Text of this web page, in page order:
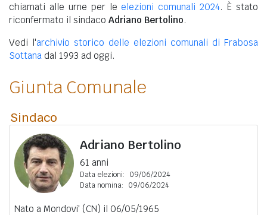
chiamati alle urne per le elezioni comunali 2024. È stato
riconfermato il sindaco Adriano Bertolino.
Vedi l'archivio storico delle elezioni comunali di Frabosa
Sottana dal 1993 ad oggi.
Giunta Comunale
Sindaco
Adriano Bertolino
61 anni
Data elezioni:
09/06/2024
Data nomina:
09/06/2024
Nato a Mondovi' (CN) il 06/05/1965